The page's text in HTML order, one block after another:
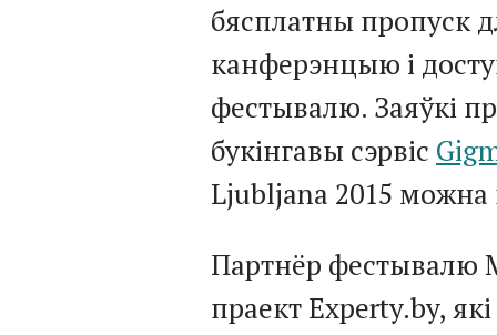
бясплатны пропуск
канферэнцыю і
фестывалю. Заяўкі
букінгавы сэрвіс
Ljubljana 2015 можна
Партнёр фестывалю
праект Experty.by,